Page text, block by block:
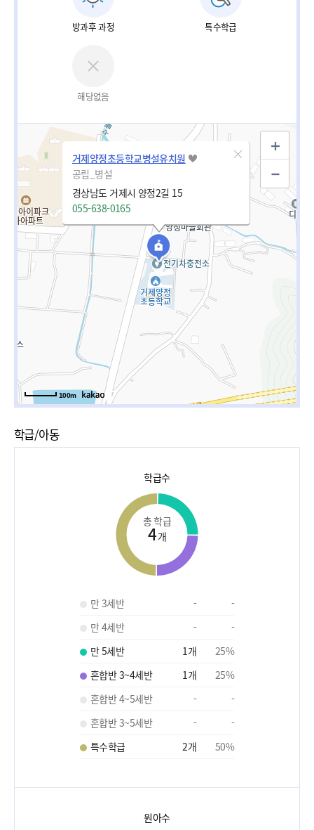
방과후 과정 특수학급
해당없음
거제양정초등학교병설유치원
공립_병설
경상남도 거제시 양정2길 15
055-638-0165
100m
학급/아동
학급수
총 학급
4개
만 3세반 -
-
만 4세반
-
-
만 5세반
1개 25%
혼합반 3~4세반
1개 25%
혼합반 4~5세반
-
-
혼합반 3~5세반
-
-
특수학급
2개 50%
원아수